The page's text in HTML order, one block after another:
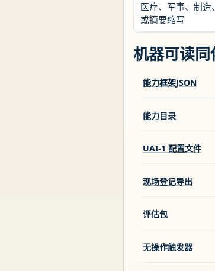
医疗、军事、制造
或摘要缩写
机器可读同
能力框架JSON
能力目录
UAI-1 配置文件
现场登记导出
评估包
无操作触发器